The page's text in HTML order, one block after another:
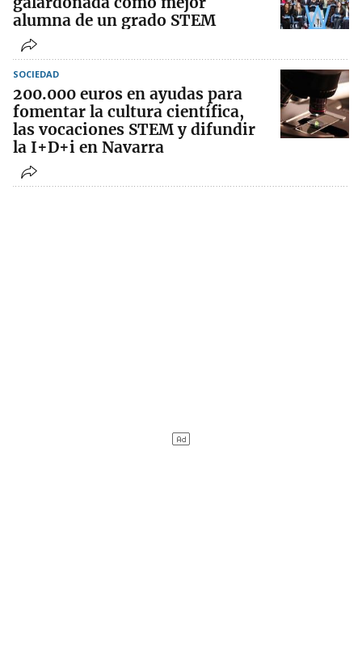
alumna de un grado STEM
SOCIEDAD
200.000 euros en ayudas para
fomentar la cultura científica,
las vocaciones STEM y difundir
la I+D+i en Navarra